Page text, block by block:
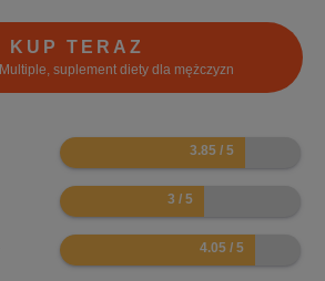
KUP TERAZ
suplement diety dla mężczyzn
7.7
6
8.1